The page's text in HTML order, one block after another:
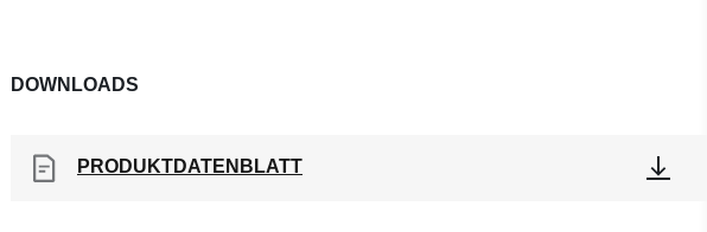
DOWNLOADS
PRODUKTDATENBLATT